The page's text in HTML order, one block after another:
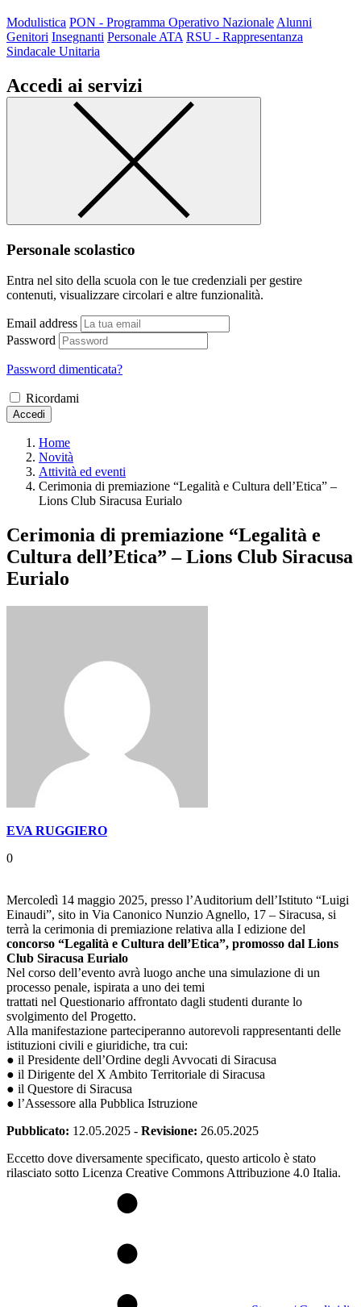
Modulistica PON - Programma Operativo Nazionale Alunni
Genitori Insegnanti Personale ATA RSU - Rappresentanza
Sindacale Unitaria
Accedi ai servizi
Personale scolastico
Entra nel sito della scuola con le tue credenziali per gestire
contenuti, visualizzare circolari e altre funzionalità.
Email address
Password
Password dimenticata?
Ricordami
Accedi
Home
Novità
Attività ed eventi
Cerimonia di premiazione “Legalità e Cultura dell’Etica” –
Lions Club Siracusa Eurialo
Cerimonia di premiazione “Legalità e
Cultura dell’Etica” – Lions Club Siracusa
Eurialo
EVA RUGGIERO
0
Mercoledì 14 maggio 2025, presso l’Auditorium dell’Istituto “Luigi
Einaudi”, sito in Via Canonico Nunzio Agnello, 17 – Siracusa, si
terrà la cerimonia di premiazione relativa alla I edizione del
concorso “Legalità e Cultura dell’Etica”, promosso dal Lions
Club Siracusa Eurialo
Nel corso dell’evento avrà luogo anche una simulazione di un
processo penale, ispirata a uno dei temi
trattati nel Questionario affrontato dagli studenti durante lo
svolgimento del Progetto.
Alla manifestazione parteciperanno autorevoli rappresentanti delle
istituzioni civili e giuridiche, tra cui:
● il Presidente dell’Ordine degli Avvocati di Siracusa
● il Dirigente del X Ambito Territoriale di Siracusa
● il Questore di Siracusa
● l’Assessore alla Pubblica Istruzione
Pubblicato: 12.05.2025 - Revisione: 26.05.2025
Eccetto dove diversamente specificato, questo articolo è stato
rilasciato sotto Licenza Creative Commons Attribuzione 4.0 Italia.